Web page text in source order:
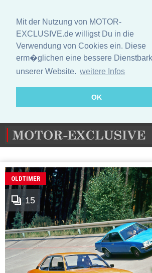
Mit der Nutzung von MOTOR-
EXCLUSIVE.de willigst Du in die
Verwendung von Cookies ein. Diese
erm�glichen eine bessere
unserer Website. weitere Infos
OK
15
OLDTIMER